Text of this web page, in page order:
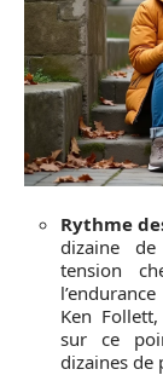
Rythme
dizaine
tension
Ken
sur ce
dizaines de